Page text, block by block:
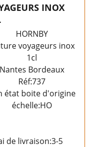
INOX
HORNBY
voyageurs inox
1cl
Nantes Bordeaux
Réf:737
état boite d'origine
échelle:HO
de livraison:3-5